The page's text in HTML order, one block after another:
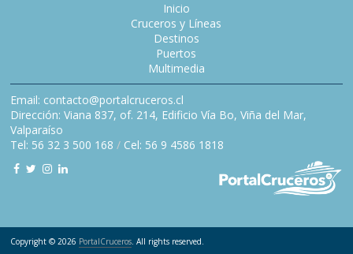
Inicio
Cruceros y Líneas
Destinos
Puertos
Multimedia
Email: contacto@portalcruceros.cl
Dirección: Viana 837, of. 214, Edificio Vía Bo, Viña del Mar,
Valparaíso
Tel: 56 32 3 500 168 / Cel: 56 9 4586 1818
Copyright © 2026 PortalCruceros. All rights reserved.